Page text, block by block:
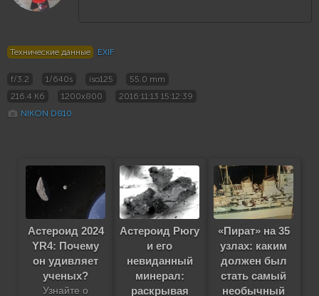
Технические данные EXIF
f/3.2 1/640s iso125
55.0 mm
216.4 Кб
1200x800
2016:11:13 15:12:39
NIKON D810
Астероид 2024
YR4: Почему
он удивляет
ученых?
Узнайте о
Астероид Рюгу
и его
невиданный
минерал:
раскрывая
«Пират» на 35
узлах: каким
должен был
стать самый
необычный